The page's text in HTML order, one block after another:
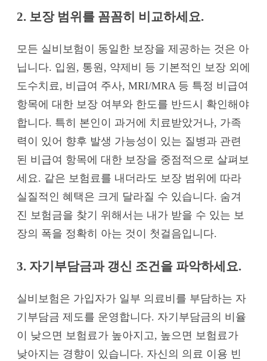
2. 보장 범위를 꼼꼼히 비교하세요.
모든 실비보험이 동일한 보장을 제공하는 것은 아
닙니다. 입원, 통원, 약제비 등 기본적인 보장 외에
도수치료, 비급여 주사, MRI/MRA 등 특정 비급여
항목에 대한 보장 여부와 한도를 반드시 확인해야
합니다. 특히 본인이 과거에 치료받았거나, 가족
력이 있어 향후 발생 가능성이 있는 질병과 관련
된 비급여 항목에 대한 보장을 중점적으로 살펴보
세요. 같은 보험료를 내더라도 보장 범위에 따라
실질적인 혜택은 크게 달라질 수 있습니다. 숨겨
진 보험금을 찾기 위해서는 내가 받을 수 있는 보
장의 폭을 정확히 아는 것이 첫걸음입니다.
3. 자기부담금과 갱신 조건을 파악하세요.
실비보험은 가입자가 일부 의료비를 부담하는 자
기부담금 제도를 운영합니다. 자기부담금의 비율
이 낮으면 보험료가 높아지고, 높으면 보험료가
낮아지는 경향이 있습니다. 자신의 의료 이용 빈